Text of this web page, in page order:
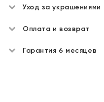
Уход за украшениями
Оплата и возврат
Гарантия 6 месяцев